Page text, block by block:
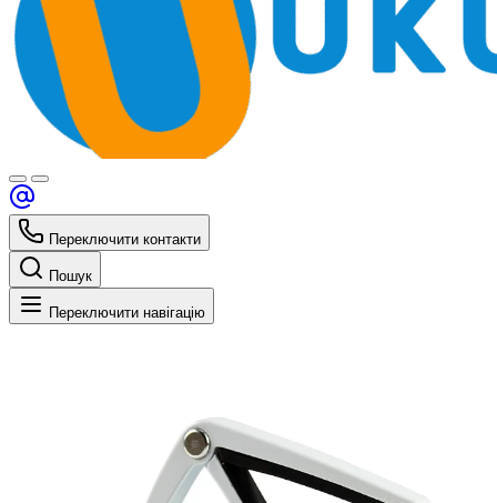
Переключити контакти
Пошук
Переключити навігацію